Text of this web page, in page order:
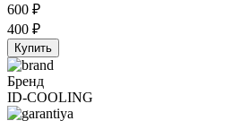
600 ₽
400 ₽
Купить
Бренд
ID-COOLING